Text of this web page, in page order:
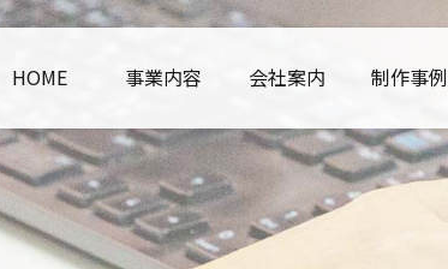
HOME 事業内容 会社案内 制作事例